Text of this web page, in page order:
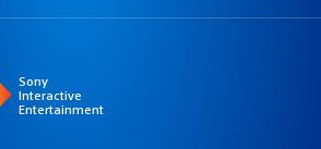
Sony
Interactive
Entertainment